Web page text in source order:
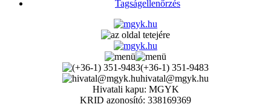
Tagságellenőrzés
(+36-1) 351-9483
hivatal@mgyk.hu
Hivatali kapu: MGYK
KRID azonosító: 338169369